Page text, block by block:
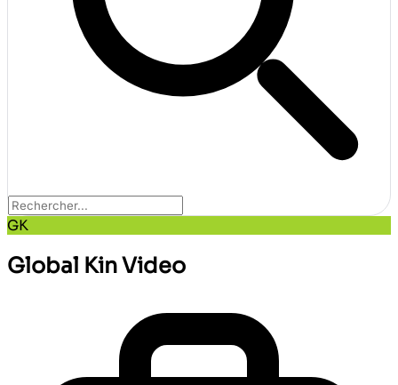
GK
Global Kin Video